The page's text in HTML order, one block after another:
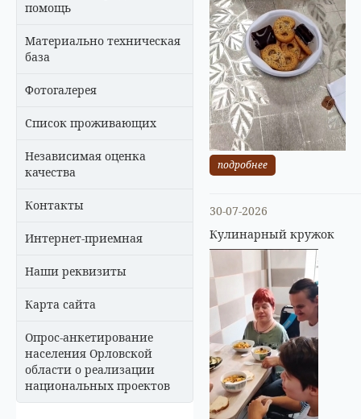
помощь
Материально техническая
база
Фотогалерея
Список проживающих
Независимая оценка
качества
Контакты
Интернет-приемная
Наши реквизиты
Карта сайта
Опрос-анкетирование
населения Орловской
области о реализации
национальных проектов
подробнее
30-07-2026
Кулинарный кружок